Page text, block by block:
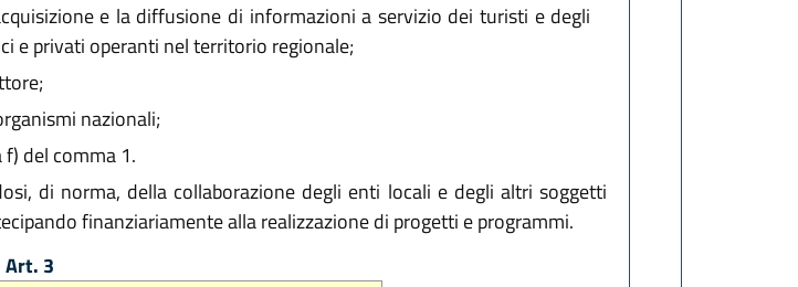
e la diffusione di informazioni a servizio dei turisti e degli
e privati operanti nel territorio regionale;
nazionali;
del comma 1.
di norma, della collaborazione degli enti locali e degli altri soggetti
finanziariamente alla realizzazione di progetti e programmi.
Art. 3